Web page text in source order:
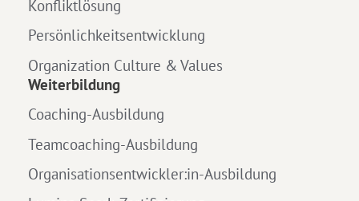
Konfliktlösung
Persönlichkeitsentwicklung
Organization Culture & Values
Weiterbildung
Coaching-Ausbildung
Teamcoaching-Ausbildung
Organisationsentwickler:in-Ausbildung